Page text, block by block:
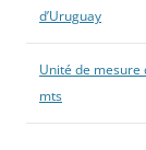
d’Uruguay
Unité de mesure
mts